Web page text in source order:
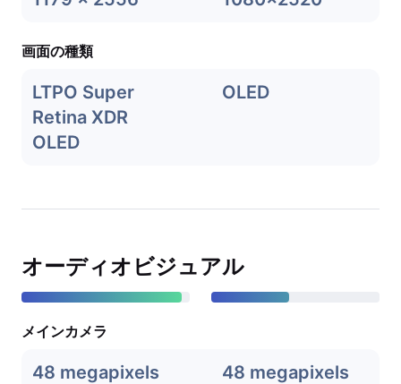
画面の種類
LTPO Super
Retina XDR
OLED
OLED
オーディオビジュアル
メインカメラ
48 megapixels 48 megapixels